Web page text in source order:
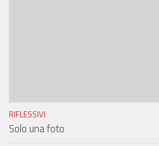
RIFLESSIVI
Solo una foto